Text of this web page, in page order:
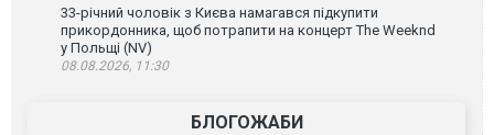
33-річний чоловік з Києва намагався підкупити
прикордонника, щоб потрапити на концерт The Weeknd
у Польщі (NV)
08.08.2026, 11:30
БЛОГОЖАБИ